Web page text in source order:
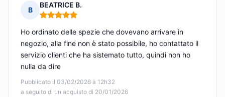
B
BEATRICE B.
Nota: 5 su 5
Pubblicato il 03/02/2026 à 12h32
a seguito di un acquisto di 20/01/2026
Ho ordinato delle spezie che dovevano arrivare in
negozio, alla fine non è stato possibile, ho contattato il
servizio clienti che ha sistemato tutto, quindi non ho
nulla da dire